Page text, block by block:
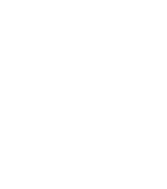
与遗憾和解的“无用之人”；
台，将冷血少帅许又安与昆曲名伶荣筱楠推向不死不休
、勇敢面对困难的爱情故事。通过
曾舜晞 饰）强强联手，携手霍仙姑（陈瑶 饰）与九门诸